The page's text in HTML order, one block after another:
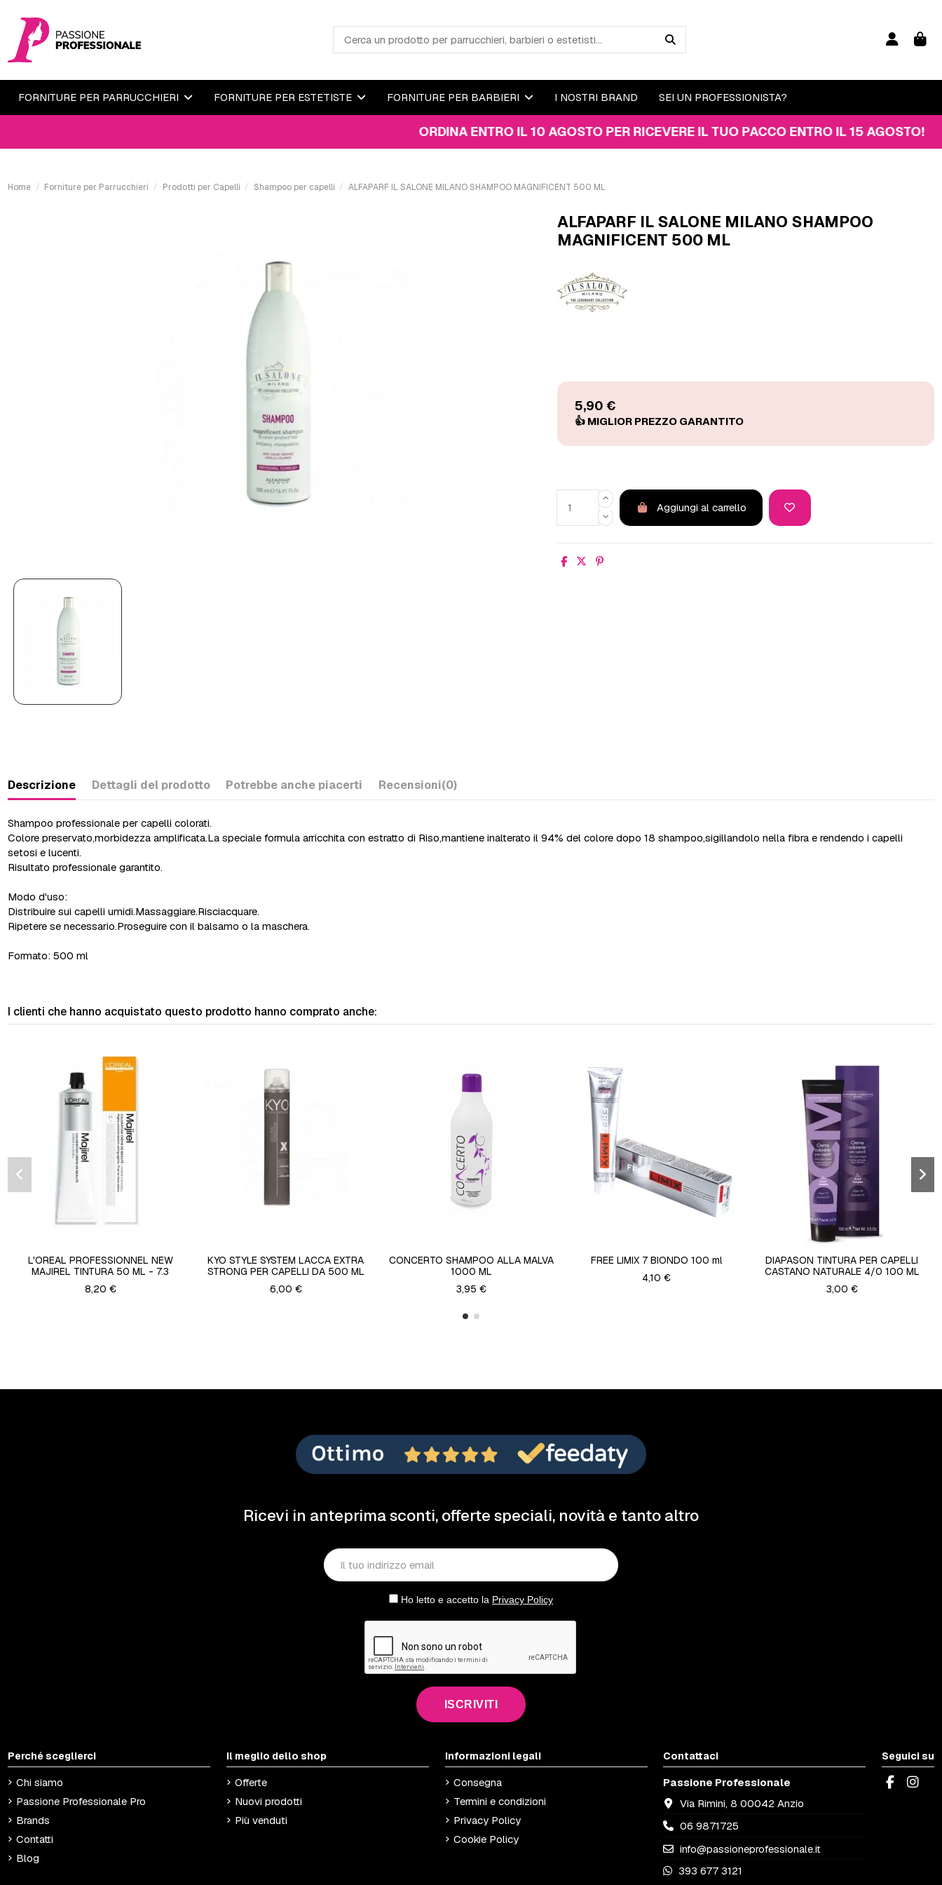
FORNITURE PER PARRUCCHIERI FORNITURE PER ESTETISTE FORNITURE PER BARBIERI I NOSTRI BRAND SEI UN PROFESSIONISTA?
ORDINA ENTRO IL 10 AGOSTO PER RICEVERE IL TUO PACCO ENTRO IL 15 AGOSTO!
Home Forniture per Parrucchieri Prodotti per Capelli Shampoo per capelli ALFAPARF IL SALONE MILANO SHAMPOO MAGNIFICENT 500 ML
ALFAPARF IL SALONE MILANO SHAMPOO
MAGNIFICENT 500 ML
5,90 €
Aggiungi al carrello
Descrizione Dettagli del prodotto Potrebbe anche piacerti Recensioni(0)
Shampoo professionale per capelli colorati.
Colore preservato,morbidezza amplificata.La speciale formula arricchita con estratto di Riso,mantiene inalterato il 94% del colore dopo 18 shampoo,sigillandolo nella fibra e rendendo i capelli
setosi e lucenti.
Risultato professionale garantito.
Modo d'uso:
Distribuire sui capelli umidi.Massaggiare.Risciacquare.
Ripetere se necessario.Proseguire con il balsamo o la maschera.
Formato: 500 ml
I clienti che hanno acquistato questo prodotto hanno comprato anche:
L'OREAL PROFESSIONNEL NEW
MAJIREL TINTURA 50 ML - 7.3
8,20 €
KYO STYLE SYSTEM LACCA EXTRA
STRONG PER CAPELLI DA 500 ML
6,00 €
CONCERTO SHAMPOO ALLA MALVA
1000 ML
3,95 €
FREE LIMIX 7 BIONDO 100 ml
4,10 €
DIAPASON TINTURA PER CAPELLI
CASTANO NATURALE 4/0 100 ML
3,00 €
Ricevi in anteprima sconti, offerte speciali, novità e tanto altro
Ho letto e accetto la Privacy Policy
ISCRIVITI
Perché sceglierci
Chi siamo
Passione Professionale Pro
Brands
Contatti
Blog
Il meglio dello shop
Offerte
Nuovi prodotti
Più venduti
Informazioni legali
Consegna
Termini e condizioni
Privacy Policy
Cookie Policy
Contattaci
Passione Professionale
Via Rimini, 8 00042 Anzio
06 9871725
info@passioneprofessionale.it
393 677 3121
Seguici su